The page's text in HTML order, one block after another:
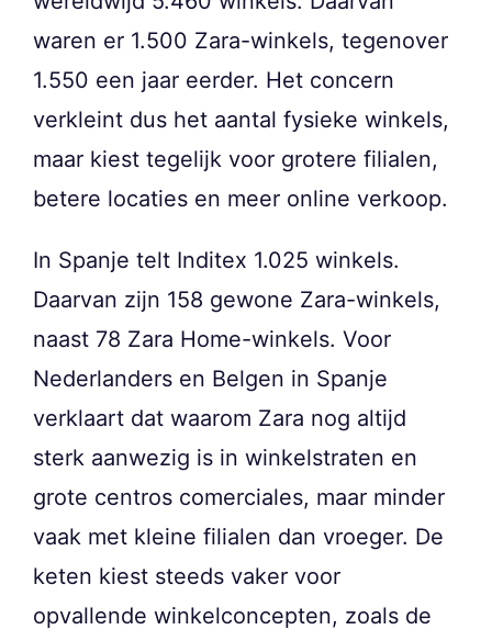
waren er 1.500 Zara-winkels, tegenover
1.550 een jaar eerder. Het concern
verkleint dus het aantal fysieke winkels,
maar kiest tegelijk voor grotere filialen,
betere locaties en meer online verkoop.
In Spanje telt Inditex 1.025 winkels.
Daarvan zijn 158 gewone Zara-winkels,
naast 78 Zara Home-winkels. Voor
Nederlanders en Belgen in Spanje
verklaart dat waarom Zara nog altijd
sterk aanwezig is in winkelstraten en
grote centros comerciales, maar minder
vaak met kleine filialen dan vroeger. De
keten kiest steeds vaker voor
opvallende winkelconcepten, zoals de